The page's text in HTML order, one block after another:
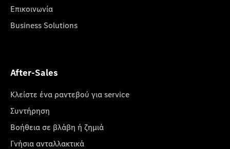
Επικοινωνία
Business Solutions
After-Sales
Κλείστε ένα ραντεβού για service
Συντήρηση
Βοήθεια σε βλάβη ή ζημιά
Γνήσια ανταλλακτικά